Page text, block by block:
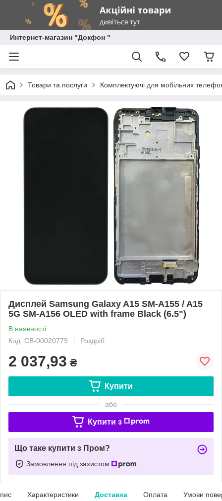
Интернет-магазин "Докфон "
Товари та послуги Комплектуючі для мобільних
Дисплей Samsung Galaxy A15 SM-A155 / A15
5G SM-A156 OLED with frame Black (6.5")
В наявності
Код: CB-00020779
Роздріб
2 037,93 ₴
Купити
або
Купити з
Що таке купити з Пром?
Замовлення під захистом
Характеристики Доставка Оплата Умови